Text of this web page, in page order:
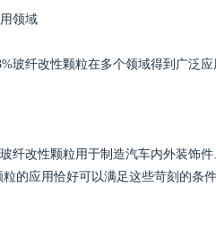
领域
玻纤改性颗粒在多个领域得到广泛
纤改性颗粒用于制造汽车内外装饰
的应用恰好可以满足这些苛刻的条